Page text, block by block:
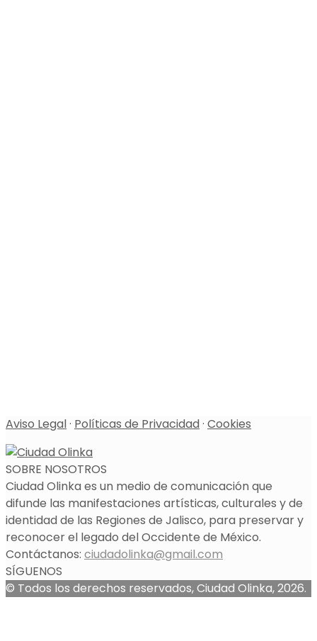
Aviso Legal· Políticas de Privacidad· Cookies
SOBRE NOSOTROS
Ciudad Olinka es un medio de comunicación que
difunde las manifestaciones artísticas, culturales y de
identidad de las Regiones de Jalisco, para preservar y
reconocer el legado del Occidente de México.
Contáctanos: ciudadolinka@gmail.com
SÍGUENOS
© Todos los derechos reservados, Ciudad Olinka, 2026.